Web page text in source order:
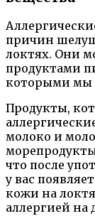
причин
локтях. Они
продуктами
которыми мы
Продукты,
молоко и
что после
у вас
кожи на
аллергией на